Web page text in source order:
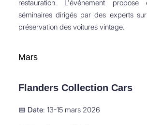
restauration. L'événement propose
séminaires dirigés par des experts
préservation des voitures vintage.
Mars
Flanders Collection Cars
📅 Date: 13-15 mars 2026